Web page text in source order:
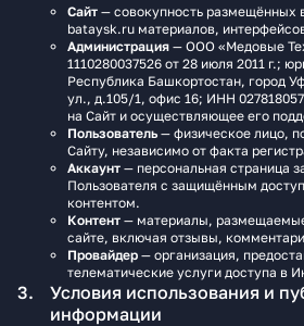
Сайт — совокупность размещённых
bataysk.ru материалов,
Администрация — ООО «Медовые
1110280037526 от 28 июля 2011 г.;
Республика Башкортостан, город
ул., д.105/1, офис 16; ИНН
на Сайт и осуществляющее его
Пользователь — физическое лицо,
Сайту, независимо от факта
Аккаунт — персональная страница
Пользователя с защищённым
контентом.
Контент — материалы,
сайте, включая отзывы,
Провайдер — организация,
телематические услуги доступа в
Условия использования и
информации